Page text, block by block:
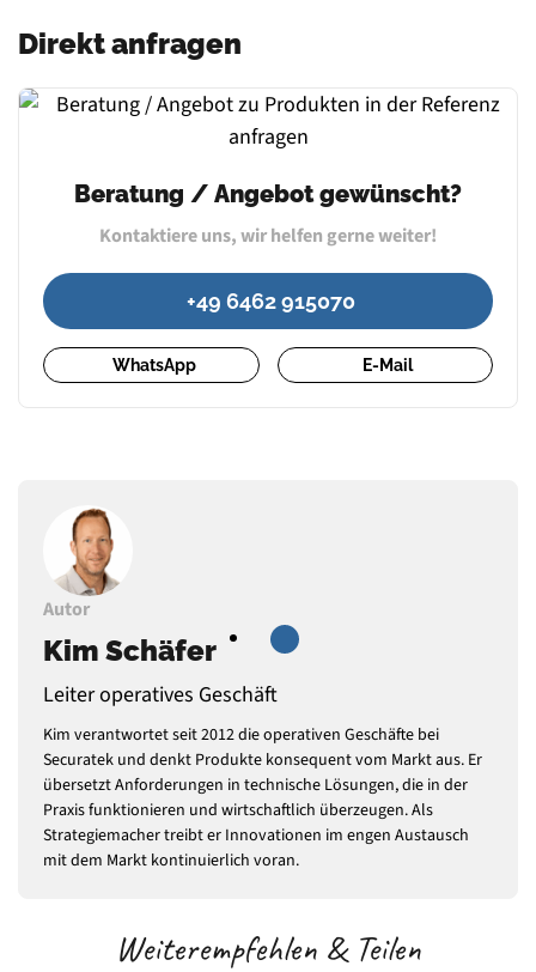
Direkt anfragen
Beratung / Angebot gewünscht?
Kontaktiere uns, wir helfen gerne weiter!
+49 6462 915070
WhatsApp E-Mail
Autor
Kim Schäfer
Leiter operatives Geschäft
Kim verantwortet seit 2012 die operativen Geschäfte bei
Securatek und denkt Produkte konsequent vom Markt aus. Er
übersetzt Anforderungen in technische Lösungen, die in der
Praxis funktionieren und wirtschaftlich überzeugen. Als
Strategiemacher treibt er Innovationen im engen Austausch
mit dem Markt kontinuierlich voran.
Weiterempfehlen & Teilen